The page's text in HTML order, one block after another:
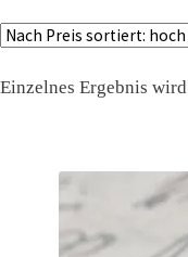
Einzelnes Ergebnis